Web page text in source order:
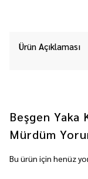
Ürün Açıklaması
Beşgen
Mürdüm
Bu ürün için henüz